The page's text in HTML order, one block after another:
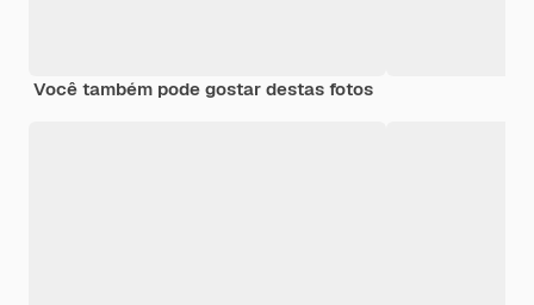
Você também pode gostar destas fotos